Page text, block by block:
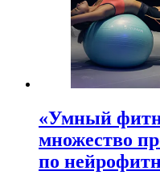
«Умный
множество
по